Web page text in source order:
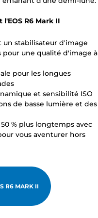
R6 Mark II
un stabilisateur d'image
pour une qualité d'image à
pour les longues
et sensibilité ISO
de basse lumière et des
% plus longtemps avec
vous aventurer hors
R6 MARK II